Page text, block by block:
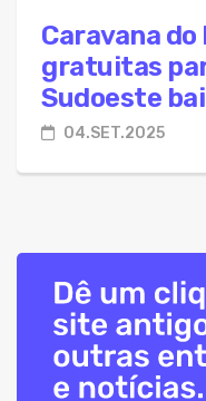
Caravana do
gratuitas
Sudoeste
04.SET.2025